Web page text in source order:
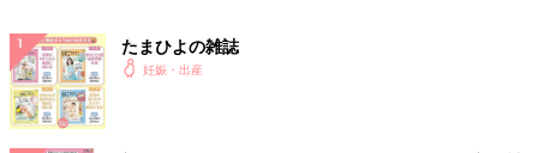
根菜と大豆の梅煮【妊婦ごはん・大人2
人分】
たまひよの雑誌
妊娠・出産